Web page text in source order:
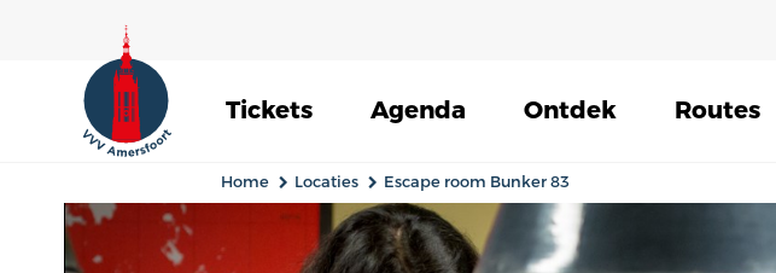
Tickets Agenda Ontdek Routes
Home Locaties Escape room Bunker 83